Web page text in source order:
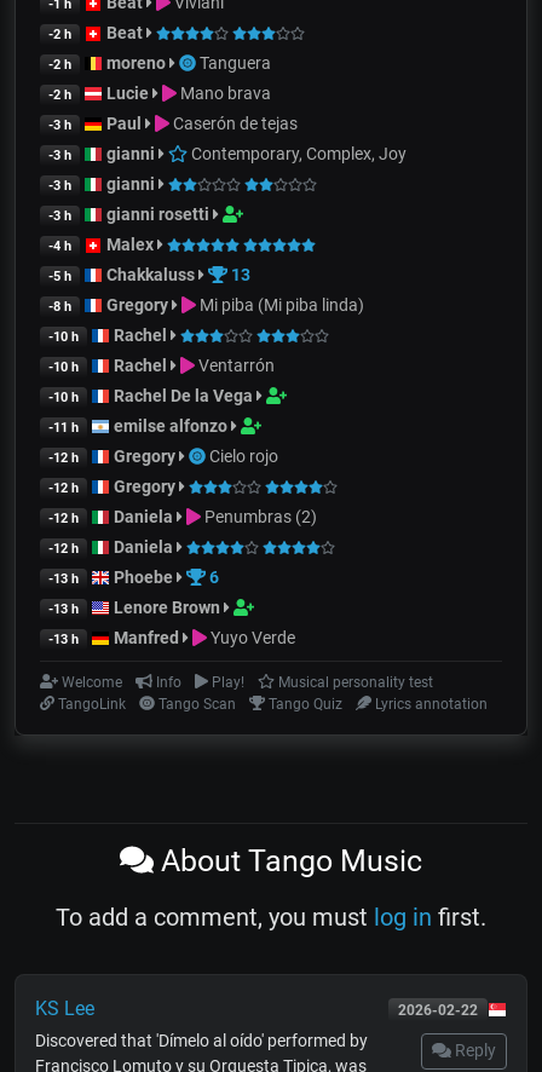
-1 h
-2 h Beat
-2 h moreno Tanguera
-2 h Lucie Mano brava
-3 h Paul Caserón de tejas
-3 h gianni Contemporary, Complex, Joy
-3 h gianni
-3 h gianni rosetti
-4 h Malex
-5 h Chakkaluss 13
-8 h Gregory Mi piba (Mi piba linda)
-10 h Rachel
-10 h Rachel Ventarrón
-10 h Rachel De la Vega
-11 h emilse alfonzo
-12 h Gregory Cielo rojo
-12 h Gregory
-12 h Daniela Penumbras (2)
-12 h Daniela
-13 h Phoebe 6
-13 h Lenore Brown
-13 h Manfred Yuyo Verde
Welcome Info Play!
Musical personality test
TangoLink
Tango Scan Tango Quiz Lyrics annotation
About Tango Music
To add a comment, you must log in first.
2026-02-22
KS Lee
Reply
Discovered that 'Dímelo al oído' performed by
Francisco Lomuto y su Orquesta Tipica, was